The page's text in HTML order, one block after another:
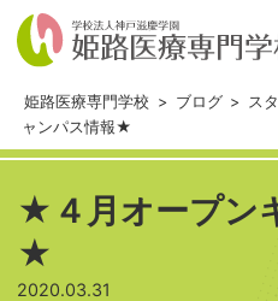
姫路医療専門学校 > ブログ > ス
ャンパス情報★
★４月オープン
★
2020.03.31